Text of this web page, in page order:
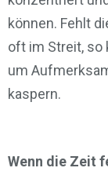
können. Fehlt
oft im Streit, so
um
kaspern.
Wenn die Zeit